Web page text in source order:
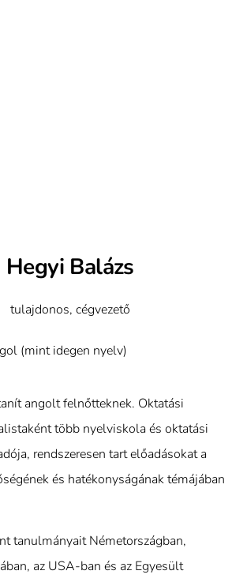
Hegyi Balázs
tulajdonos, cégvezető
(mint idegen nyelv)
angolt felnőtteknek. Oktatási
több nyelviskola és oktatási
rendszeresen tart előadásokat a
és hatékonyságának témájában
tanulmányait Németországban,
az USA-ban és az Egyesült